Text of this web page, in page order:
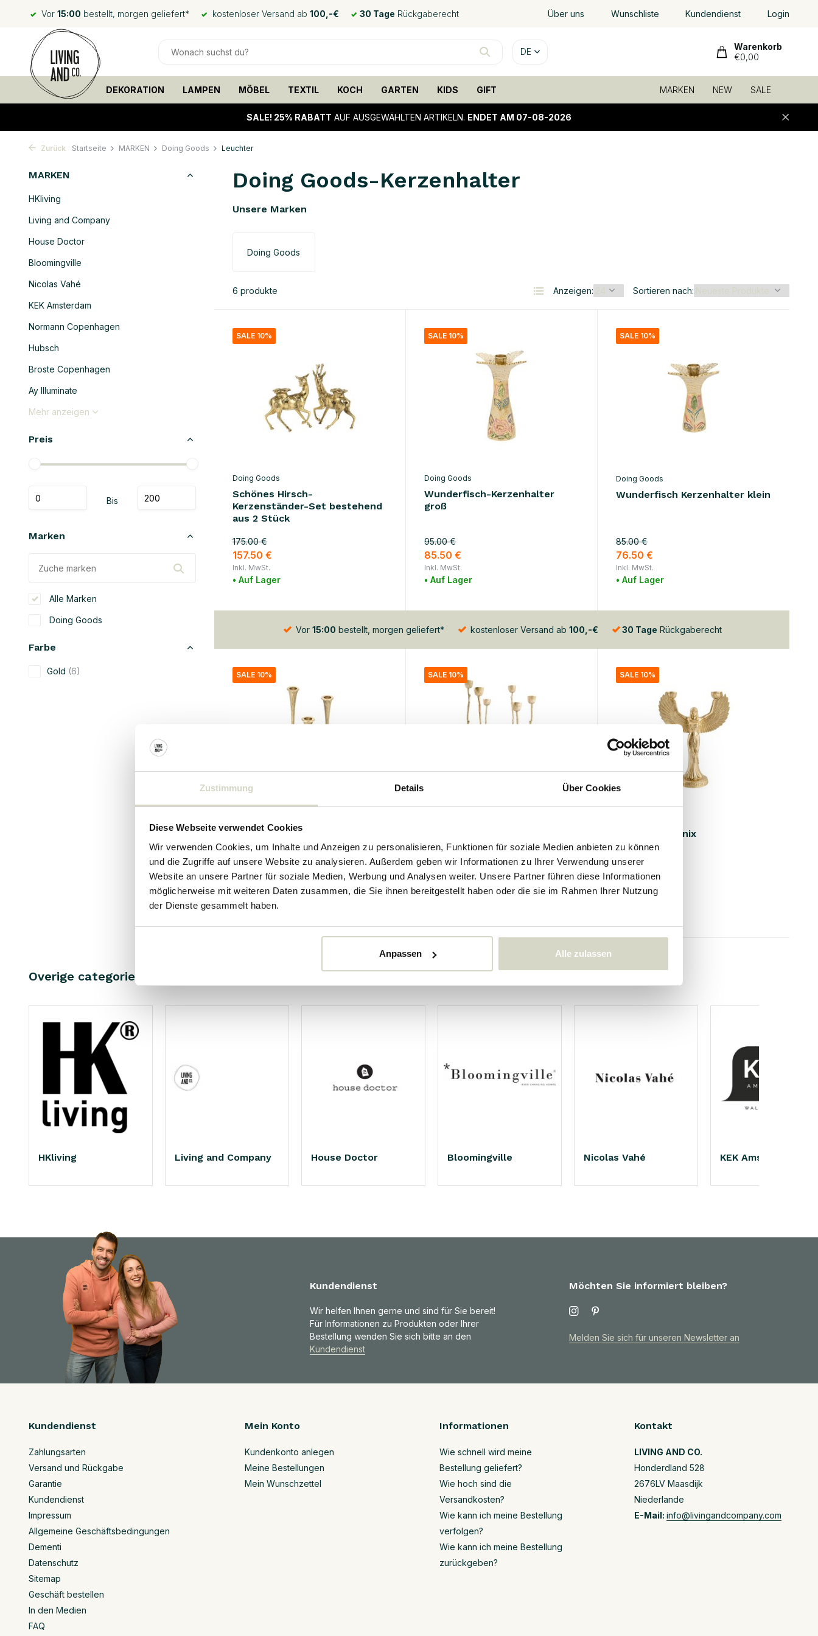
Zustimmung Details Über Cookies
Diese Webseite verwendet Cookies
Wir verwenden Cookies, um Inhalte und Anzeigen zu personalisieren, Funktionen für soziale Medien anbieten zu können
und die Zugriffe auf unsere Website zu analysieren. Außerdem geben wir Informationen zu Ihrer Verwendung unserer
Website an unsere Partner für soziale Medien, Werbung und Analysen weiter. Unsere Partner führen diese Informationen
möglicherweise mit weiteren Daten zusammen, die Sie ihnen bereitgestellt haben oder die sie im Rahmen Ihrer Nutzung
der Dienste gesammelt haben.
Anpassen Alle zulassen
Vor 15:00 bestellt, morgen geliefert* kostenloser Versand ab 100,-€ 30 Tage Rückgaberecht Über uns Wunschliste Kundendienst Login
DE
Warenkorb
€0,00
DEKORATION LAMPEN MÖBEL TEXTIL KOCH GARTEN KIDS GIFT MARKEN NEW SALE
SALE! 25% RABATT AUF AUSGEWÄHLTEN ARTIKELN. ENDET AM 07-08-2026
Zurück Startseite MARKEN Doing Goods Leuchter
MARKEN
HKliving
Living and Company
House Doctor
Bloomingville
Nicolas Vahé
KEK Amsterdam
Normann Copenhagen
Hubsch
Broste Copenhagen
Ay Illuminate
Mehr anzeigen
Preis
Bis
Marken
Alle Marken
Doing Goods
Farbe
Gold (6)
Doing Goods-Kerzenhalter
Unsere Marken
Doing Goods
6 produkte Anzeigen: Sortieren nach:
SALE 10%
Doing Goods
Schönes Hirsch-
Kerzenständer-Set bestehend
aus 2 Stück
175.00 €
157.50 €
Inkl. MwSt.
• Auf Lager
SALE 10%
Doing Goods
Wunderfisch-Kerzenhalter
groß
95.00 €
85.50 €
Inkl. MwSt.
• Auf Lager
SALE 10%
Doing Goods
Wunderfisch Kerzenhalter klein
85.00 €
76.50 €
Inkl. MwSt.
• Auf Lager
Vor 15:00 bestellt, morgen geliefert* kostenloser Versand ab 100,-€ 30 Tage Rückgaberecht
SALE 10%
Gaya Ginko
Dreifachkerzenhalter
157.50 €
Inkl. MwSt.
• Auf Lager
SALE 10%
153.00 €
Inkl. MwSt.
SALE 10%
Leuchter Phönix
157.50 €
Inkl. MwSt.
Overige categorieën in MARKEN
HKliving Living and Company House Doctor Bloomingville Nicolas Vahé KEK Amsterdam
Kundendienst
Wir helfen Ihnen gerne und sind für Sie bereit!
Für Informationen zu Produkten oder Ihrer
Bestellung wenden Sie sich bitte an den
Kundendienst
Möchten Sie informiert bleiben?
Melden Sie sich für unseren Newsletter an
Kundendienst
Zahlungsarten
Versand und Rückgabe
Garantie
Kundendienst
Impressum
Allgemeine Geschäftsbedingungen
Dementi
Datenschutz
Sitemap
Geschäft bestellen
In den Medien
FAQ
Mein Konto
Kundenkonto anlegen
Meine Bestellungen
Mein Wunschzettel
Informationen
Wie schnell wird meine
Bestellung geliefert?
Wie hoch sind die
Versandkosten?
Wie kann ich meine Bestellung
verfolgen?
Wie kann ich meine Bestellung
zurückgeben?
Kontakt
LIVING AND CO.
Honderdland 528
2676LV Maasdijk
Niederlande
E-Mail: info@livingandcompany.com